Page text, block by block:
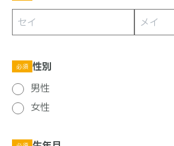
必須 性別
男性
女性